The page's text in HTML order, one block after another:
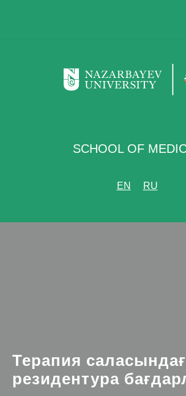
SCHOOL OF
EN RU
Терапия
резидентура